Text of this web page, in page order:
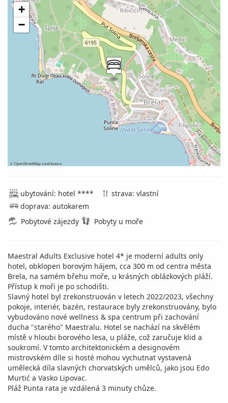
+
−
©OpenStreetMapcontributors
ubytování: hotel ****
strava: vlastní
doprava: autokarem
Pobytové zájezdy
Pobyty u moře
Maestral Adults Exclusive hotel 4* je moderní adults only
hotel, obklopen borovým hájem, cca 300 m od centra města
Brela, na samém břehu moře, u krásných oblázkových pláží.
Přístup k moři je po schodišti.
Slavný hotel byl zrekonstruován v letech 2022/2023, všechny
pokoje, interiér, bazén, restaurace byly zrekonstruovány, bylo
vybudováno nové wellness & spa centrum při zachování
ducha "starého" Maestralu. Hotel se nachází na skvělém
místě v hloubi borového lesa, u pláže, což zaručuje klid a
soukromí. V tomto architektonickém a designovém
mistrovském díle si hosté mohou vychutnat vystavená
umělecká díla slavných chorvatských umělců, jako jsou Edo
Murtić a Vasko Lipovac.
Pláž Punta rata je vzdálená 3 minuty chůze.